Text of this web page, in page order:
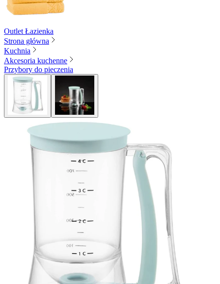
Outlet Łazienka
Strona główna
Kuchnia
Akcesoria kuchenne
Przybory do pieczenia